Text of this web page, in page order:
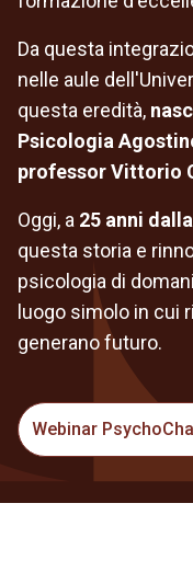
Da questa
nelle aule
questa eredità,
Psicologia
professor Vittorio
Oggi, a 25 anni
questa storia e
psicologia di
luogo simolo in cui
generano futuro.
Webinar